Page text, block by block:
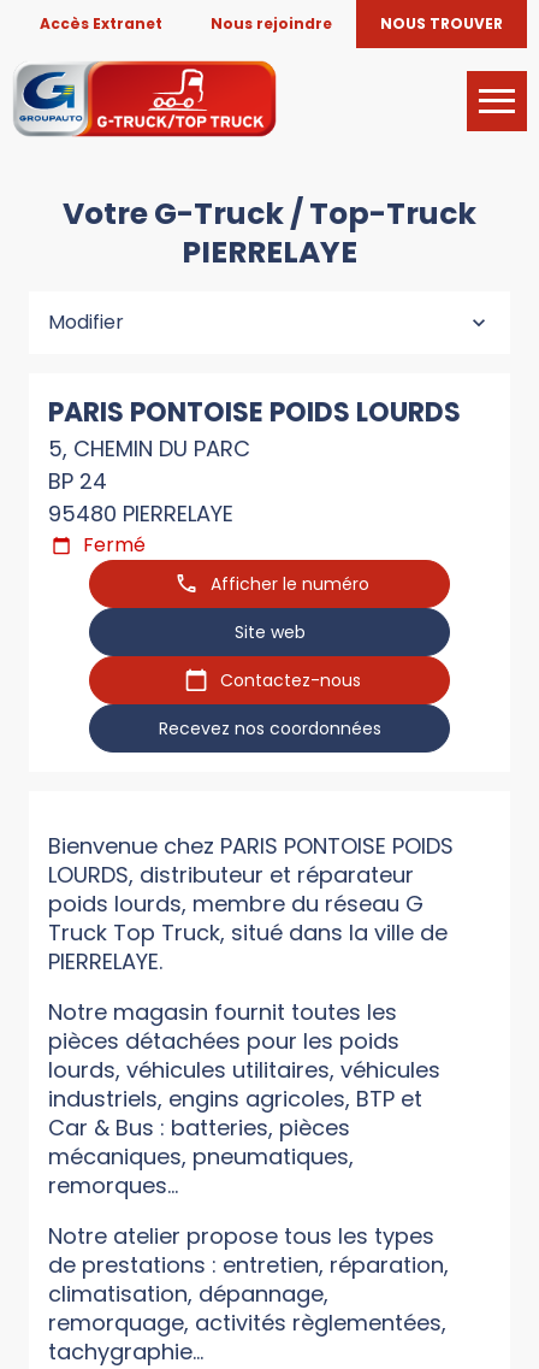
Accès Extranet Nous rejoindre NOUS TROUVER
Votre G-Truck / Top-Truck
PIERRELAYE
Modifier
PARIS PONTOISE POIDS LOURDS
5, CHEMIN DU PARC
BP 24
95480 PIERRELAYE
Fermé
Afficher le numéro
Site web
Contactez-nous
Recevez nos coordonnées
Bienvenue chez PARIS PONTOISE POIDS
LOURDS, distributeur et réparateur
poids lourds, membre du réseau G
Truck Top Truck, situé dans la ville de
PIERRELAYE.
Notre magasin fournit toutes les
pièces détachées pour les poids
lourds, véhicules utilitaires, véhicules
industriels, engins agricoles, BTP et
Car & Bus : batteries, pièces
mécaniques, pneumatiques,
remorques...
Notre atelier propose tous les types
de prestations : entretien, réparation,
climatisation, dépannage,
remorquage, activités règlementées,
tachygraphie...